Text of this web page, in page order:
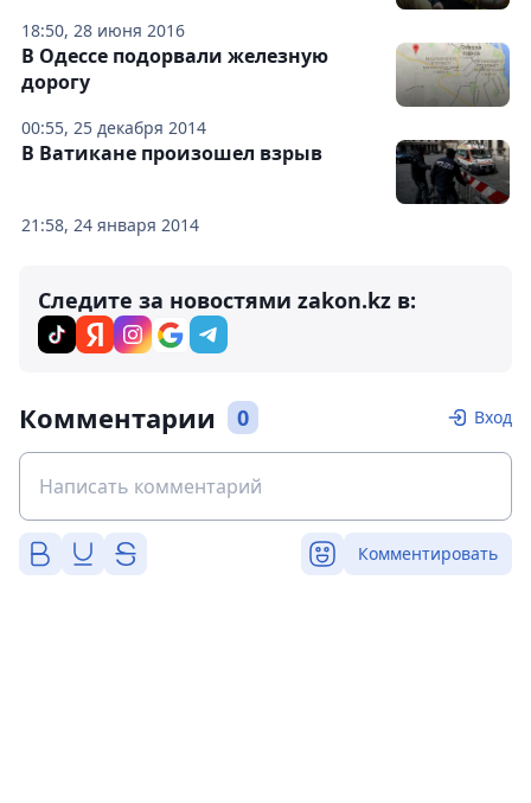
18:50, 28 июня 2016
00:55, 25 декабря 2014
В Одессе подорвали железную
дорогу
21:58, 24 января 2014
В Ватикане произошел взрыв
Следите за новостями zakon.kz в:
Комментарии 0 Вход
Комментировать